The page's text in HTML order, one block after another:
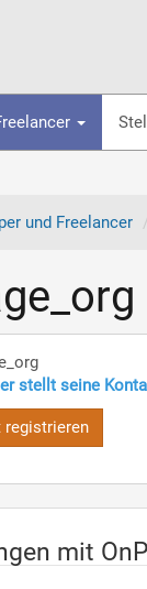
und Freelancer
stellt seine
registrieren
mit